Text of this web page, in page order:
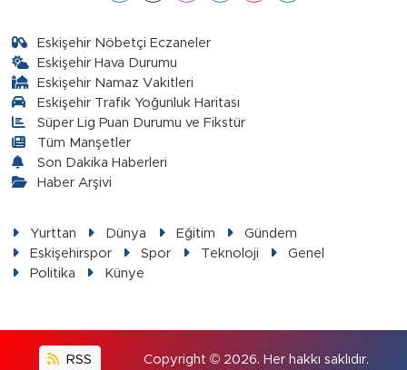
Eskişehir Nöbetçi Eczaneler
Eskişehir Hava Durumu
Eskişehir Namaz Vakitleri
Eskişehir Trafik Yoğunluk Haritası
Süper Lig Puan Durumu ve Fikstür
Tüm Manşetler
Son Dakika Haberleri
Haber Arşivi
Yurttan Dünya Eğitim
Gündem
Eskişehirspor
Spor Teknoloji
Genel
Politika
Künye
RSS Copyright © 2026. Her hakkı saklıdır.